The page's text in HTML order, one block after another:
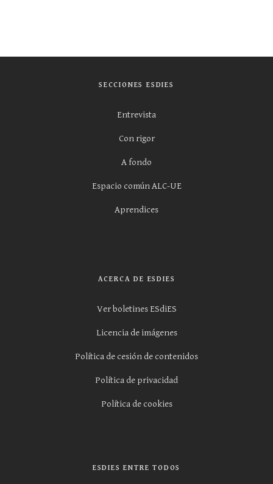
SECCIONES ESDIES
Entrevista
Con rigor
A fondo
Espacio común ALC-UE
Aprendices
ACERCA DE ESDIES
Ver boletines ESdiES
Licencia de imágenes
Política de cesión de contenidos
Política de privacidad
Política de cookies
ESDIES ENTRE TODOS